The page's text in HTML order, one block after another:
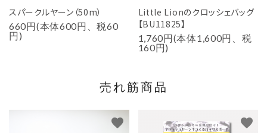
スパークルヤーン（50m）
660円(本体600円、税60
円)
Little Lionのクロッシェバッグ
【BU11825】
1,760円(本体1,600円、税
160円)
売れ筋商品
favorite favorite